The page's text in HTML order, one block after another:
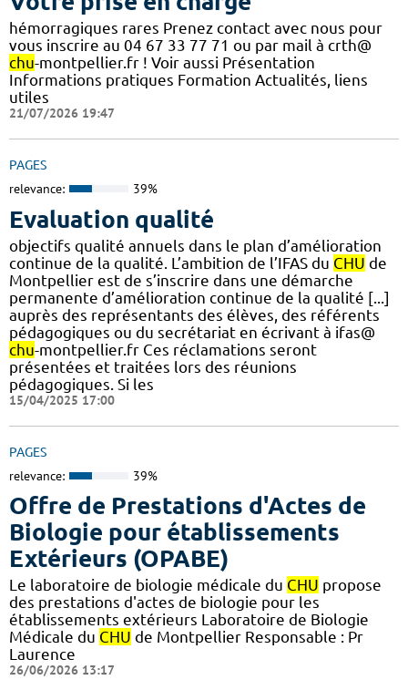
hémorragiques rares Prenez contact avec nous pour
vous inscrire au 04 67 33 77 71 ou par mail à crth@
chu-montpellier.fr ! Voir aussi Présentation
Informations pratiques Formation Actualités, liens
utiles
21/07/2026 19:47
PAGES
relevance: 39%
Evaluation qualité
objectifs qualité annuels dans le plan d’amélioration
continue de la qualité. L’ambition de l’IFAS du CHU de
Montpellier est de s’inscrire dans une démarche
permanente d’amélioration continue de la qualité [...]
auprès des représentants des élèves, des référents
pédagogiques ou du secrétariat en écrivant à ifas@
chu-montpellier.fr Ces réclamations seront
présentées et traitées lors des réunions
pédagogiques. Si les
15/04/2025 17:00
PAGES
relevance: 39%
Offre de Prestations d'Actes de
Biologie pour établissements
Extérieurs (OPABE)
Le laboratoire de biologie médicale du CHU propose
des prestations d'actes de biologie pour les
établissements extérieurs Laboratoire de Biologie
Médicale du CHU de Montpellier Responsable : Pr
Laurence
26/06/2026 13:17